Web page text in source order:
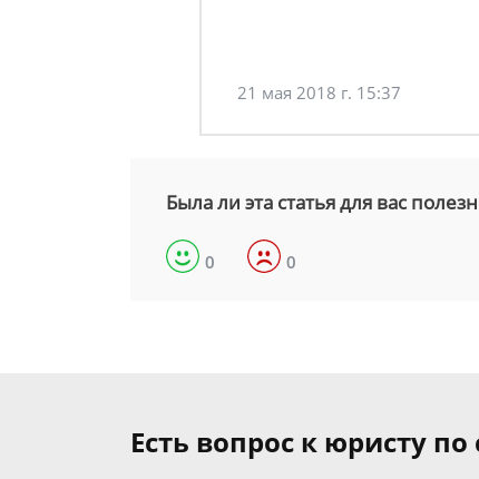
21 мая 2018 г. 15:37
Была ли эта статья для вас
0 0
Есть вопрос к юристу